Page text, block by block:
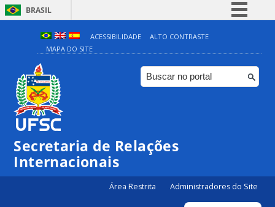
BRASIL
Simplifique!
Comunica BR
Participe
ACESSIBILIDADE
ALTO CONTRASTE
MAPA DO SITE
Secretaria de Relações
Internacionais
Área Restrita Administradores do Site